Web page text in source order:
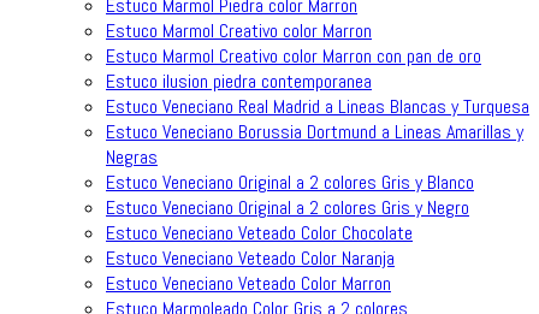
Estuco Marmol Piedra color Marron
Estuco Marmol Creativo color Marron
Estuco Marmol Creativo color Marron con pan de oro
Estuco ilusion piedra contemporanea
Estuco Veneciano Real Madrid a Lineas Blancas y Turquesa
Estuco Veneciano Borussia Dortmund a Lineas Amarillas y
Negras
Estuco Veneciano Original a 2 colores Gris y Blanco
Estuco Veneciano Original a 2 colores Gris y Negro
Estuco Veneciano Veteado Color Chocolate
Estuco Veneciano Veteado Color Naranja
Estuco Veneciano Veteado Color Marron
Estuco Marmoleado Color Gris a 2 colores